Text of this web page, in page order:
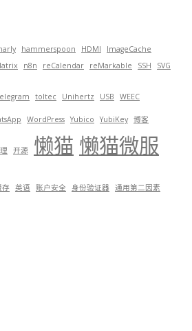
hammerspoon HDMI
ImageCache
n8n reCalendar reMarkable SSH SVG
toltec Unihertz USB WEEC
WordPress Yubico YubiKey 博客
开源 懒猫 懒猫微服
存 英语 账户安全 身份验证器 通用第二因素